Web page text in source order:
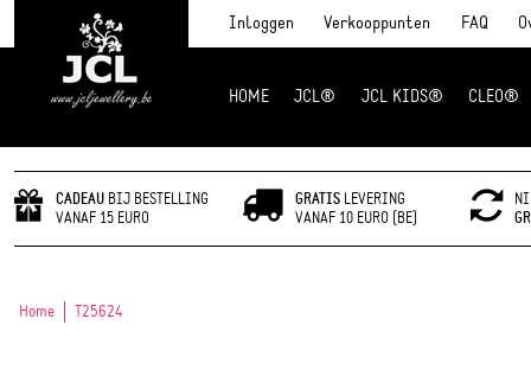
Inloggen Verkooppunten FAQ
HOME JCL® JCL KIDS® CLEO®
CADEAU BIJ BESTELLING
VANAF 15 EURO
GRATISLEVERING
VANAF 10 EURO (BE)
Home T25624